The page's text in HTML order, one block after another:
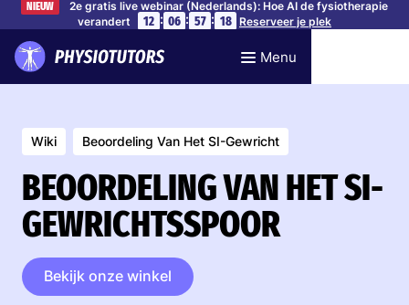
NIEUW
2e gratis live webinar (Nederlands): Hoe AI de fysiotherapie
verandert
12 : 06 : 57 : 17 Reserveer je plek
Menu
Wiki Beoordeling Van Het SI-Gewricht
BEOORDELING VAN HET SI-
GEWRICHTSSPOOR
Bekijk onze winkel